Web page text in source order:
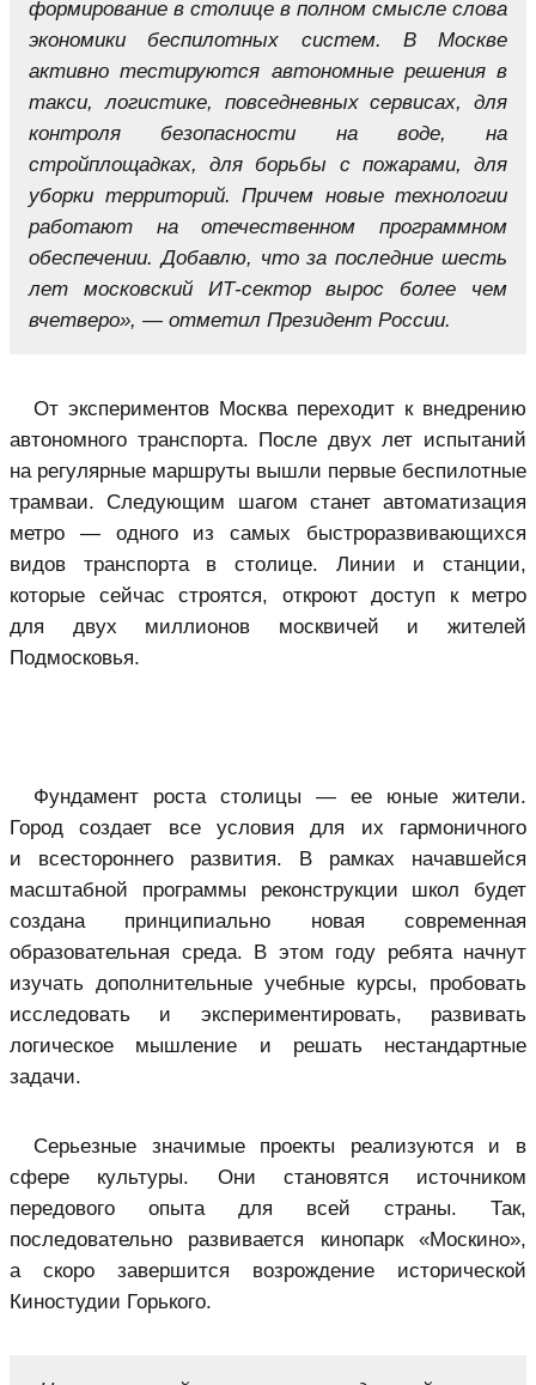
формирование в столице в полном смысле слова
экономики беспилотных систем. В Москве
активно тестируются автономные решения в
такси, логистике, повседневных сервисах, для
контроля безопасности на воде, на
стройплощадках, для борьбы с пожарами, для
уборки территорий. Причем новые технологии
работают на отечественном программном
обеспечении. Добавлю, что за последние шесть
лет московский ИТ-сектор вырос более чем
вчетверо», — отметил Президент России.
От экспериментов Москва переходит к внедрению
автономного транспорта. После двух лет испытаний
на регулярные маршруты вышли первые беспилотные
трамваи. Следующим шагом станет автоматизация
метро — одного из самых быстроразвивающихся
видов транспорта в столице. Линии и станции,
которые сейчас строятся, откроют доступ к метро
для двух миллионов москвичей и жителей
Подмосковья.
Фундамент роста столицы — ее юные жители.
Город создает все условия для их гармоничного
и всестороннего развития. В рамках начавшейся
масштабной программы реконструкции школ будет
создана принципиально новая современная
образовательная среда. В этом году ребята начнут
изучать дополнительные учебные курсы, пробовать
исследовать и экспериментировать, развивать
логическое мышление и решать нестандартные
задачи.
Серьезные значимые проекты реализуются и в
сфере культуры. Они становятся источником
передового опыта для всей страны. Так,
последовательно развивается кинопарк «Москино»,
а скоро завершится возрождение исторической
Киностудии Горького.